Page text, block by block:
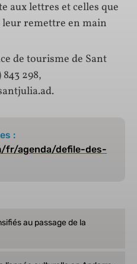
aux lettres et celles que
remettre en main
de tourisme de Sant
298,
:
fr/agenda/defile-des-
au passage de la